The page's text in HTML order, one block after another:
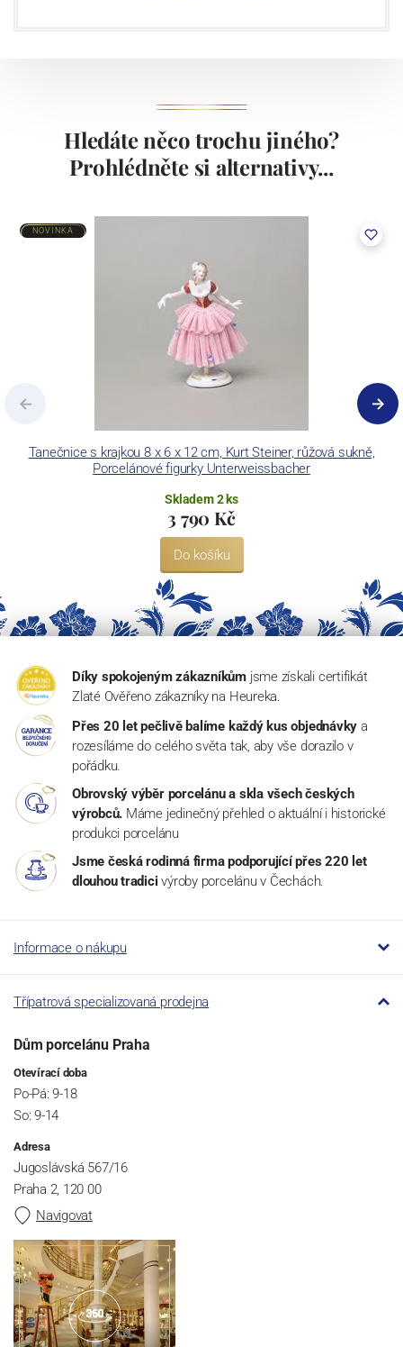
Hledáte něco trochu jiného?
Prohlédněte si alternativy...
Tanečnice s krajkou 8 x 6 x 12 cm, Kurt Steiner, růžová sukně,
Porcelánové figurky Unterweissbacher
NOVINKA
Skladem 2 ks
3 790 Kč
Do košíku
Díky spokojeným zákazníkům jsme získali certifikát
Zlaté Ověřeno zákazníky na Heureka.
Přes 20 let pečlivě balíme každý kus objednávky a
rozesíláme do celého světa tak, aby vše dorazilo v
pořádku.
Obrovský výběr porcelánu a skla všech českých
výrobců. Máme jedinečný přehled o aktuální i historické
produkci porcelánu
Jsme česká rodinná firma podporující přes 220 let
dlouhou tradici výroby porcelánu v Čechách.
Informace o nákupu
Třípatrová specializovaná prodejna
Dům porcelánu Praha
Otevírací doba
Po-Pá: 9-18
So: 9-14
Adresa
Jugoslávská 567/16
Praha 2, 120 00
Navigovat